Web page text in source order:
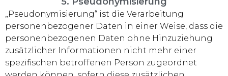
„Pseudonymisierung“ ist die Verarbeitung
personenbezogener Daten in einer Weise, dass die
personenbezogenen Daten ohne Hinzuziehung
zusätzlicher Informationen nicht mehr einer
spezifischen betroffenen Person zugeordnet